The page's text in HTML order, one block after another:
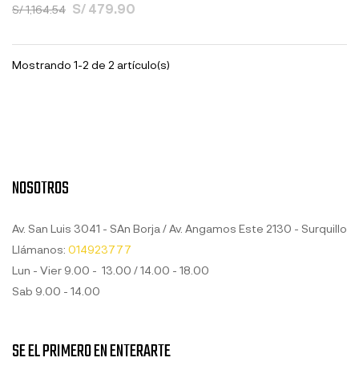
S/ 1,164.54 S/ 479.90
Mostrando 1-2 de 2 artículo(s)
NOSOTROS
Av. San Luis 3041 - SAn Borja / Av. Angamos Este 2130 - Surquillo
Llámanos: 014923777
Lun - Vier 9.00 - 13.00 / 14.00 - 18.00
Sab 9.00 - 14.00
SE EL PRIMERO EN ENTERARTE